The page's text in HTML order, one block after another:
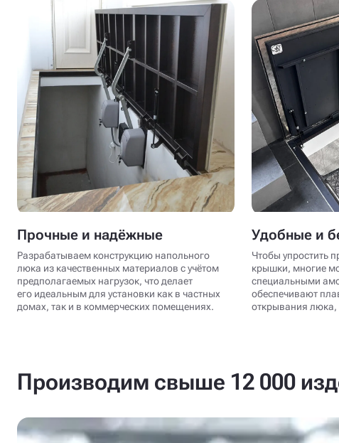
Прочные и надёжные
Разрабатываем конструкцию напольного
люка из качественных материалов с учётом
предполагаемых нагрузок, что делает
его идеальным для установки как в частных
домах, так и в коммерческих помещениях.
Удобные и
Чтобы упростить
крышки, многие
специальными
обеспечивают
открывания люка,
Производим свыше 12 000